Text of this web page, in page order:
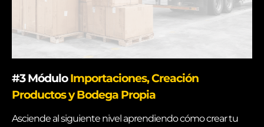
#3MóduloImportaciones, Creación
Productos y Bodega Propia
Asciende al siguiente nivel aprendiendo cómo crear tu